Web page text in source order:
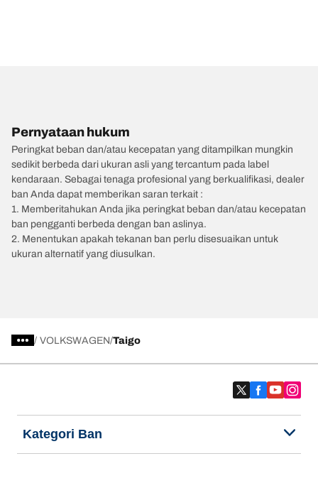
Pernyataan hukum
Peringkat beban dan/atau kecepatan yang ditampilkan mungkin
sedikit berbeda dari ukuran asli yang tercantum pada label
kendaraan. Sebagai tenaga profesional yang berkualifikasi, dealer
ban Anda dapat memberikan saran terkait :
1. Memberitahukan Anda jika peringkat beban dan/atau kecepatan
ban pengganti berbeda dengan ban aslinya.
2. Menentukan apakah tekanan ban perlu disesuaikan untuk
ukuran alternatif yang diusulkan.
/ VOLKSWAGEN Taigo
Kategori Ban